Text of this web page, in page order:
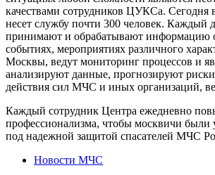
качествами сотрудников ЦУКСа. Сегодня
несет службу почти 300 человек. Каждый
принимают и обрабатывают информацию
событиях, мероприятиях различного
Москвы, ведут мониторинг процессов и
анализируют данные, прогнозируют
действия сил МЧС и иных организаций,
Каждый сотрудник Центра ежедневно
профессионализма, чтобы москвичи были
под надежной защитой спасателей МЧС
Новости МЧС